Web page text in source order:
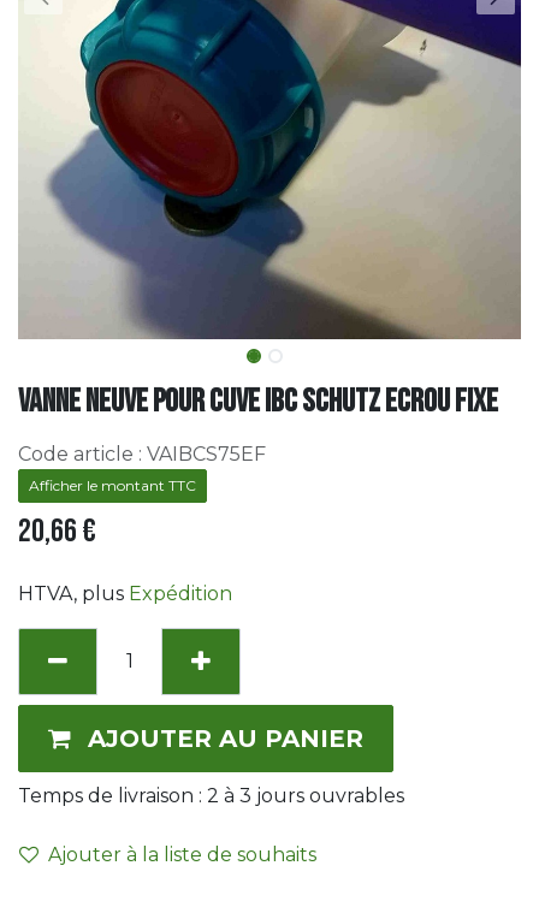
Vanne neuve pour cuve IBC Schutz Ecrou fixe
Code article : VAIBCS75EF
Afficher le montant TTC
20,66€
HTVA, plus Expédition
AJOUTER AU PANIER
Temps de livraison : 2 à 3 jours ouvrables
Ajouter à la liste de souhaits